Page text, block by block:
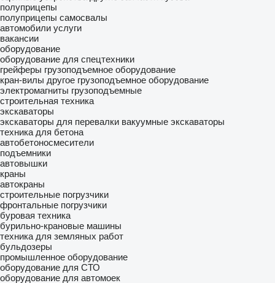
полуприцепы
полуприцепы самосвалы
автомобили услуги
вакансии
оборудование
оборудование для спецтехники
грейферы грузоподъемное оборудование
кран-вилы другое грузоподъемное оборудование
электромагниты грузоподъемные
строительная техника
экскаваторы
экскаваторы для перевалки вакуумные экскаваторы
техника для бетона
автобетоносмесители
подъемники
автовышки
краны
автокраны
строительные погрузчики
фронтальные погрузчики
буровая техника
бурильно-крановые машины
техника для земляных работ
бульдозеры
промышленное оборудование
оборудование для СТО
оборудование для автомоек